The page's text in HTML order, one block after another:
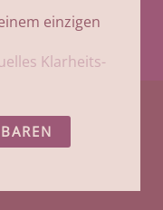
einzigen
Klarheits-